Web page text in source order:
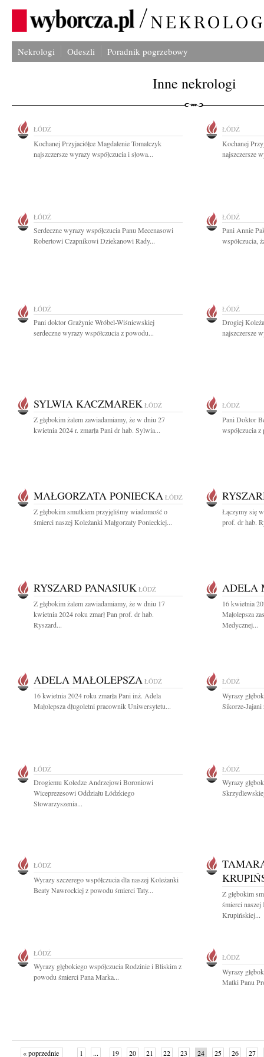
Nekrologi Odeszli Poradnik pogrzebowy
Inne nekrologi
ŁÓDŹ
Kochanej Przyjaciółce Magdalenie Tomalczyk
najszczersze wyrazy współczucia i słowa...
ŁÓDŹ
Kochanej
najszczersze
ŁÓDŹ
Serdeczne wyrazy współczucia Panu Mecenasowi
Robertowi Czapnikowi Dziekanowi Rady...
ŁÓDŹ
Pani Annie
współczucia,
ŁÓDŹ
Pani doktor Grażynie Wróbel-Wiśniewskiej
serdeczne wyrazy współczucia z powodu...
ŁÓDŹ
Drogiej
najszczersze
SYLWIA KACZMAREK ŁÓDŹ
Z głębokim żalem zawiadamiamy, że w dniu 27
kwietnia 2024 r. zmarła Pani dr hab. Sylwia...
ŁÓDŹ
Pani Doktor
współczucia
MAŁGORZATA PONIECKA ŁÓDŹ
Z głębokim smutkiem przyjęliśmy wiadomość o
śmierci naszej Koleżanki Małgorzaty Ponieckiej...
Łączymy się
prof. dr hab.
RYSZARD PANASIUK ŁÓDŹ
Z głębokim żalem zawiadamiamy, że w dniu 17
kwietnia 2024 roku zmarł Pan prof. dr hab.
Ryszard...
ADELA
16 kwietnia
Małolepsza
Medycznej...
ADELA MAŁOLEPSZA ŁÓDŹ
16 kwietnia 2024 roku zmarła Pani inż. Adela
Małolepsza długoletni pracownik Uniwersytetu...
ŁÓDŹ
Wyrazy
Sikorze-Jajani
ŁÓDŹ
Drogiemu Koledze Andrzejowi Boroniowi
Wiceprezesowi Oddziału Łódzkiego
Stowarzyszenia...
ŁÓDŹ
Wyrazy
ŁÓDŹ
Wyrazy szczerego współczucia dla naszej Koleżanki
Beaty Nawrockiej z powodu śmierci Taty...
Z głębokim
śmierci
Krupińskiej...
ŁÓDŹ
Wyrazy głębokiego współczucia Rodzinie i Bliskim z
powodu śmierci Pana Marka...
ŁÓDŹ
Wyrazy
Matki Panu
« poprzednie 1 ... 19 20 21 22 23 24 25 26 27